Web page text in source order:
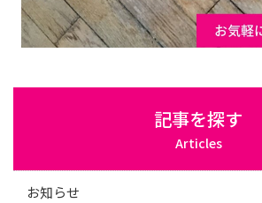
記事を探す
Articles
お知らせ